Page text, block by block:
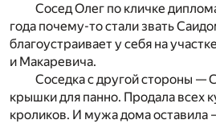
Сосед Олег по кличке
года почему-то стали звать
благоустраивает у себя на
и Макаревича.
Соседка с другой стороны —
крышки для панно. Продала всех
кроликов. И мужа дома оставила